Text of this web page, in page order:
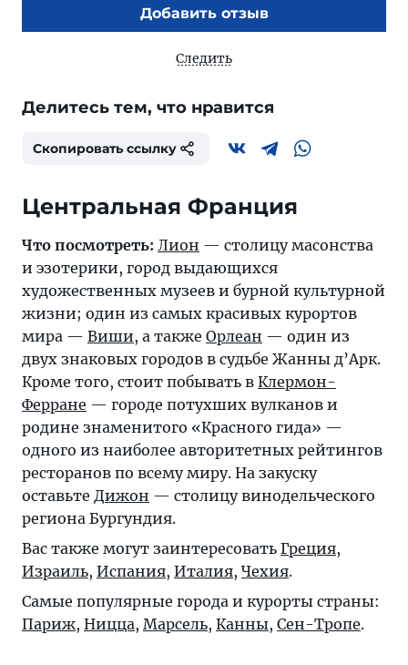
Добавить отзыв
Следить
Делитесь тем, что нравится
Скопировать ссылку
Центральная Франция
Что посмотреть: Лион — столицу масонства
и эзотерики, город выдающихся
художественных музеев и бурной культурной
жизни; один из самых красивых курортов
мира — Виши, а также Орлеан — один из
двух знаковых городов в судьбе Жанны д’Арк.
Кроме того, стоит побывать в Клермон-
Ферране — городе потухших вулканов и
родине знаменитого «Красного гида» —
одного из наиболее авторитетных рейтингов
ресторанов по всему миру. На закуску
оставьте Дижон — столицу винодельческого
региона Бургундия.
Вас также могут заинтересовать Греция,
Израиль, Испания, Италия, Чехия.
Самые популярные города и курорты страны:
Париж, Ницца, Марсель, Канны, Сен-Тропе.